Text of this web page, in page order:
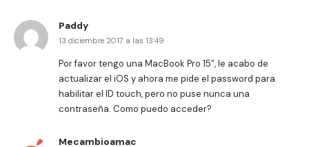
Paddy
13 diciembre 2017 a las 13:49
Por favor tengo una MacBook Pro 15”, le acabo de
actualizar el iOS y ahora me pide el password para
habilitar el ID touch, pero no puse nunca una
contraseña. Como puedo acceder?
Mecambioamac